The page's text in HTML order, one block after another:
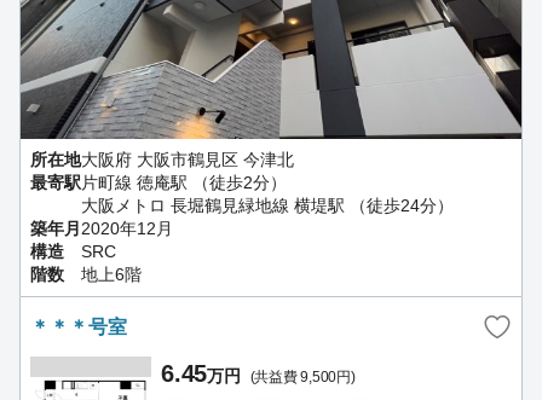
所在地大阪府 大阪市鶴見区 今津北
最寄駅片町線 徳庵駅 （徒歩2分）
大阪メトロ 長堀鶴見緑地線 横堤駅 （徒歩24分）
築年月 2020年12月
構造
SRC
階数
地上6階
＊＊＊号室
6.45万円 (共益費 9,500円)